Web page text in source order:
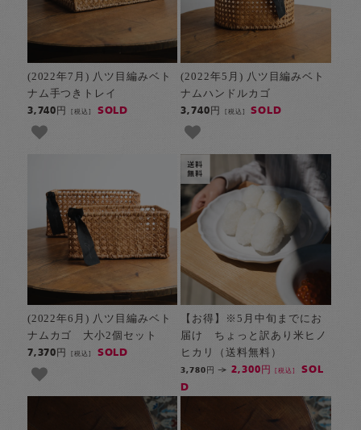
(2022年7月) 八ツ目編みベト
ナム手つきトレイ
3,740円[税込] SOLD
(2022年5月) 八ツ目編みベト
ナムハンドルカゴ
3,740円 [税込] SOLD
(2022年6月) 八ツ目編みベト
ナムカゴ 大小2個セット
7,370円[税込] SOLD
【お得】※5月中旬までにお
届け ちょっと訳あり米ヒノ
ヒカリ（送料無料）
3,780円 2,300円[税込]
SOL
D